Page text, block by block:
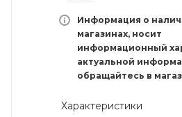
Информация о
магазинах, носит
информационный
актуальной
обращайтесь в
Характеристики